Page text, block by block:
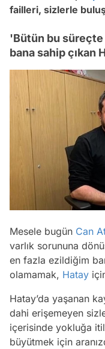
failleri, sizlerle
'Bütün bu süreçte
bana sahip çıkan
Mesele bugün Can
varlık sorununa
en fazla ezildiğim
olamamak, Hatay
Hatay’da yaşanan
dahi erişemeyen
içerisinde yokluğa
büyütmek için